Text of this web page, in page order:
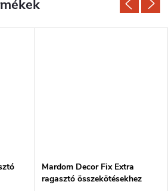
Mardom Decor Fix Extra
ragasztó összekötésekhez